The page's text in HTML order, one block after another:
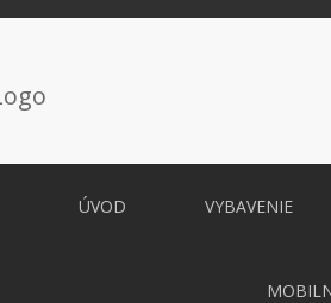
ÚVOD VYBAVENIE